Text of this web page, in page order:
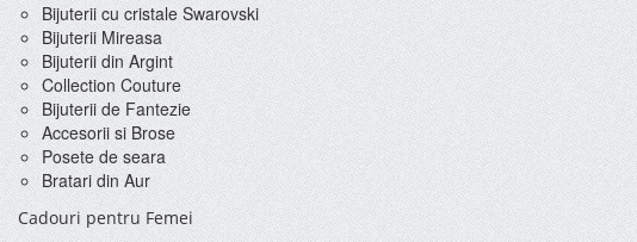
Bijuterii cu cristale Swarovski
Bijuterii Mireasa
Bijuterii din Argint
Collection Couture
Bijuterii de Fantezie
Accesorii si Brose
Posete de seara
Bratari din Aur
Cadouri pentru Femei